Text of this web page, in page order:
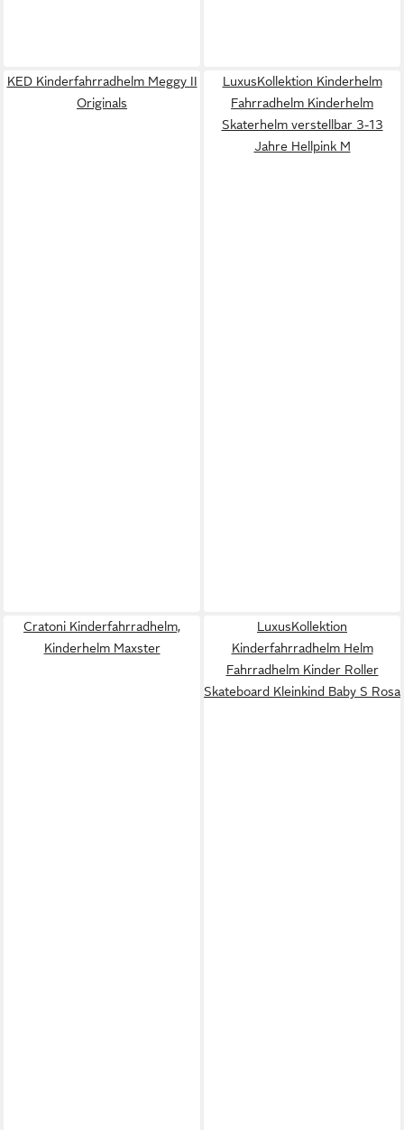
KED Kinderfahrradhelm Meggy II
Originals
LuxusKollektion Kinderhelm
Fahrradhelm Kinderhelm
Skaterhelm verstellbar 3-13
Jahre Hellpink M
Cratoni Kinderfahrradhelm,
Kinderhelm Maxster
LuxusKollektion
Kinderfahrradhelm Helm
Fahrradhelm Kinder Roller
Skateboard Kleinkind Baby S Rosa